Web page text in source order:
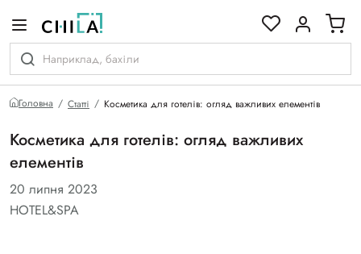
Головна Статті Косметика для готелів: огляд важливих елементів
Косметика для готелів: огляд важливих
елементів
20 липня 2023
HOTEL&SPA
гамі